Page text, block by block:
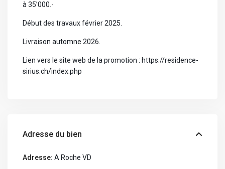
à 35’000.-
Début des travaux février 2025.
Livraison automne 2026.
Lien vers le site web de la promotion : https://residence-
sirius.ch/index.php
Adresse du bien
Adresse: A Roche VD